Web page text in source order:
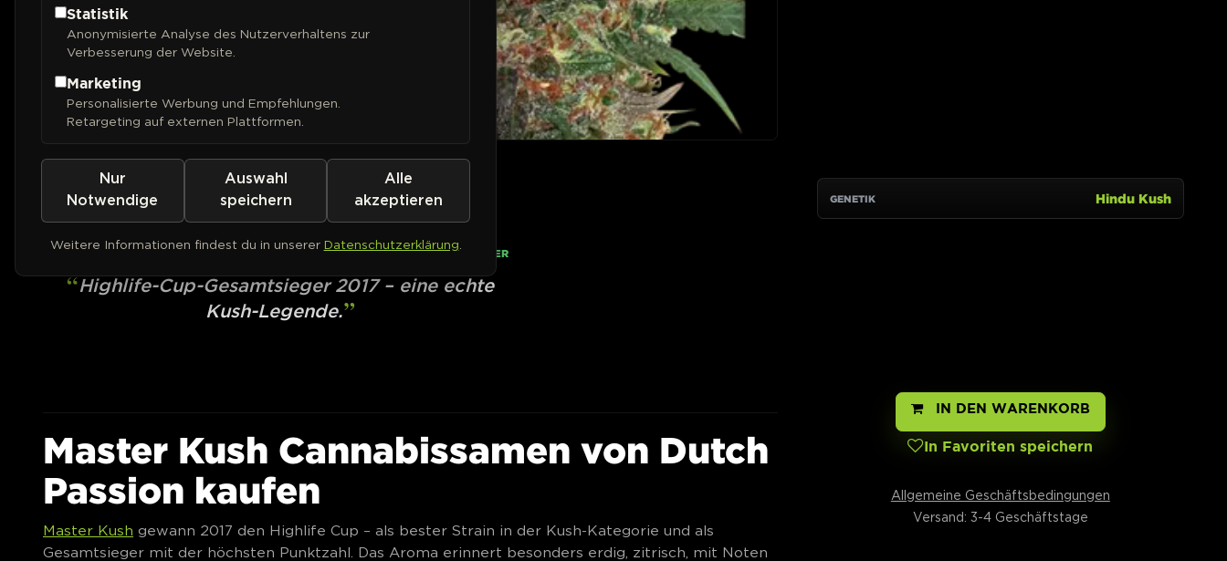
DUTCH PASSION
Master Kush
• AUF LAGER
Highlife-Cup-Gesamtsieger 2017 – eine echte
Kush-Legende.
Master Kush Cannabissamen von Dutch
Passion kaufen
Master Kush gewann 2017 den Highlife Cup – als bester Strain in der Kush-Kategorie und als
Gesamtsieger mit der höchsten Punktzahl. Das Aroma erinnert besonders erdig, zitrisch, mit Noten
IN DEN WARENKORB
In Favoriten speichern
Allgemeine Geschäftsbedingungen
Versand: 3-4 Geschäftstage
Statistik
Anonymisierte Analyse des Nutzerverhaltens zur
Verbesserung der Website.
Marketing
Personalisierte Werbung und Empfehlungen.
Retargeting auf externen Plattformen.
Nur
Notwendige
Auswahl
speichern
Alle
akzeptieren
Weitere Informationen findest du in unserer Datenschutzerklärung